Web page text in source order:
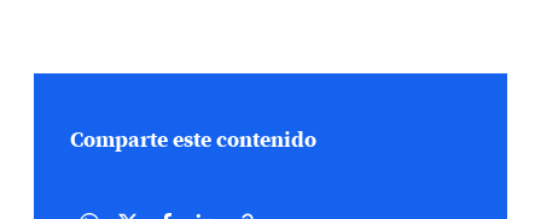
Comparte este contenido